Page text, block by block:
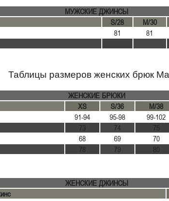
МУЖСКИЕ ДЖИНСЫ
S/28 M/30
81 81
Таблицы размеров женских брюк
ЖЕНСКИЕ БРЮКИ
XS S/36 M/38
91-94 95-98 99-102
73 74 75
68 69 70
78 79 80
ЖЕНСКИЕ ДЖИНСЫ